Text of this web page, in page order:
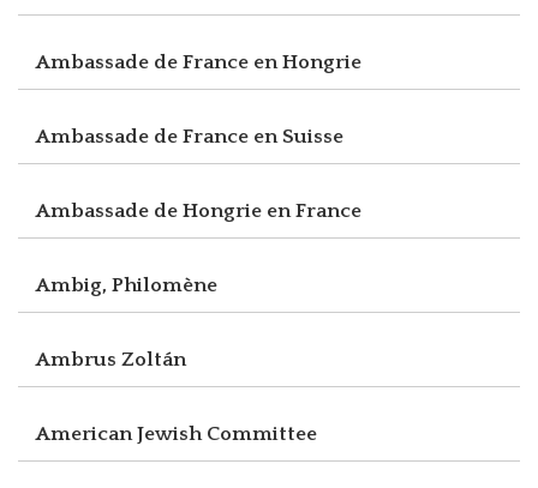
Ambassade de France en Hongrie
Ambassade de France en Suisse
Ambassade de Hongrie en France
Ambig, Philomène
Ambrus Zoltán
American Jewish Committee